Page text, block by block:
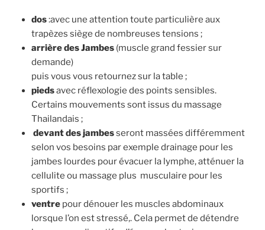
dos:avec une attention toute particulière aux
trapèzes siège de nombreuses tensions ;
arrière des Jambes(muscle grand fessier sur
demande)
puis vous vous retournez sur la table ;
piedsavec réflexologie des points sensibles.
Certains mouvements sont issus du massage
Thailandais ;
devant des jambesseront massées différemment
selon vos besoins par exemple drainage pour les
jambes lourdes pour évacuer la lymphe, atténuer la
cellulite ou massage plus musculaire pour les
sportifs ;
ventrepour dénouer les muscles abdominaux
lorsque l’on est stressé,. Cela permet de détendre